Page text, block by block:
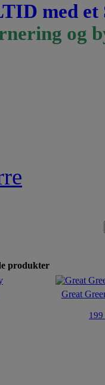
med
og
produkter
Great